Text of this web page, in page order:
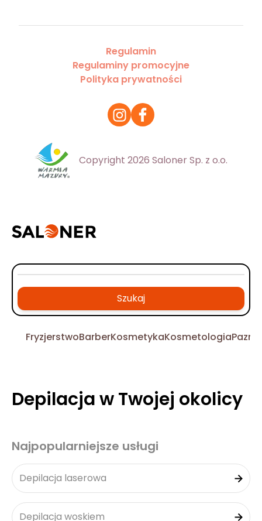
Regulamin
Regulaminy promocyjne
Polityka prywatności
Copyright 2026 Saloner Sp. z o.o.
Szukaj
FryzjerstwoBarberKosmetykaKosmetologia
Depilacja w Twojej okolicy
Najpopularniejsze usługi
Depilacja laserowa
Depilacja woskiem